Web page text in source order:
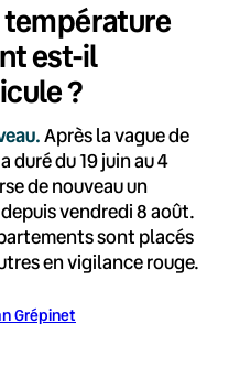
est-il
?
Après la vague de
du 19 juin au 4
de nouveau un
vendredi 8 août.
sont placés
en vigilance rouge.
Grépinet